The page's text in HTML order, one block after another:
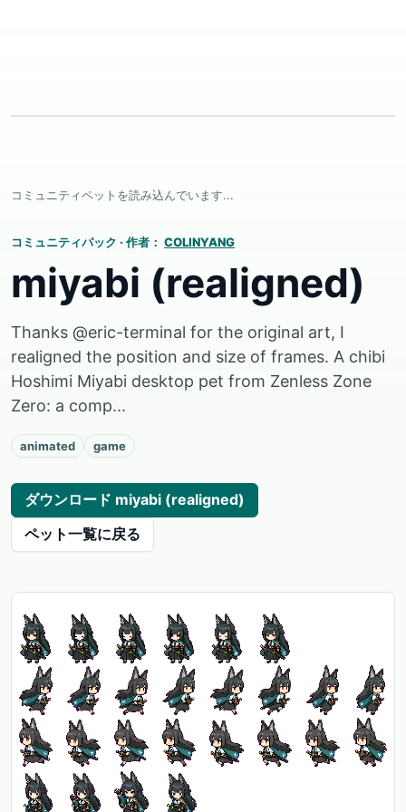
コミュニティペットを読み込んでいます...
コミュニティパック · 作者： COLINYANG
miyabi (realigned)
Thanks @eric-terminal for the original art, I
realigned the position and size of frames. A chibi
Hoshimi Miyabi desktop pet from Zenless Zone
Zero: a comp...
animated game
ダウンロード miyabi (realigned)
ペット一覧に戻る